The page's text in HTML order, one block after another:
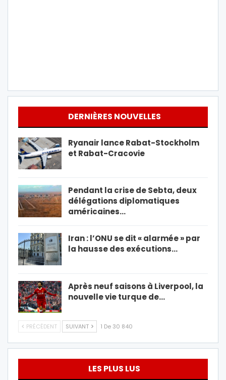
DERNIÈRES NOUVELLES
Ryanair lance Rabat-Stockholm
et Rabat-Cracovie
Pendant la crise de Sebta, deux
délégations diplomatiques
américaines…
Iran : l’ONU se dit « alarmée » par
la hausse des exécutions…
Après neuf saisons à Liverpool, la
nouvelle vie turque de…
PRÉCÉDENT SUIVANT 1 De 30 840
LES PLUS LUS